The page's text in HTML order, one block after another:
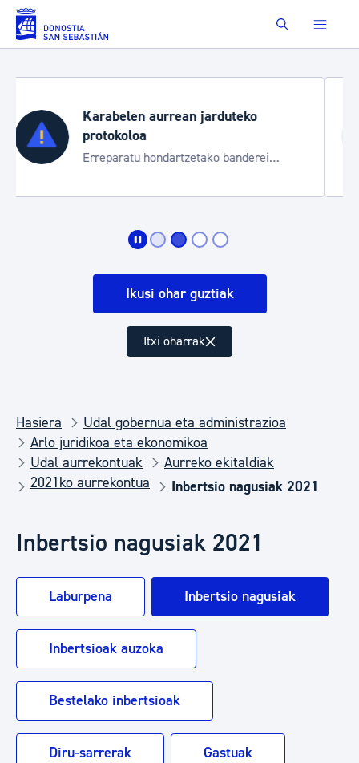
Eduki nagusira joan Buscar
Aste Nagusia 2026
Trafiko mozketak eta garraio zerbitzu
bereziak
Ikusi ohar guztiak
Itxi oharrak
Hasiera
Udal gobernua eta administrazioa
Arlo juridikoa eta ekonomikoa
Udal aurrekontuak
Aurreko ekitaldiak
2021ko aurrekontua
Inbertsio nagusiak 2021
Inbertsio nagusiak 2021
Laburpena Inbertsio nagusiak
Inbertsioak auzoka
Bestelako inbertsioak
Diru-sarrerak Gastuak